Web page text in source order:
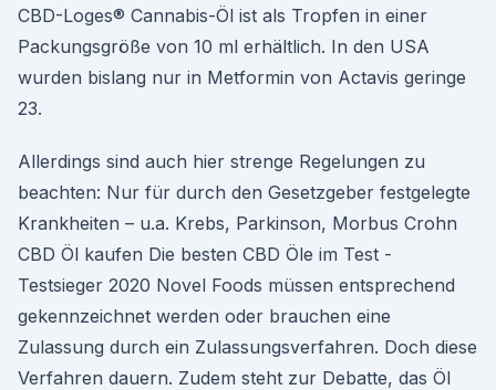
CBD-Loges® Cannabis-Öl ist als Tropfen in einer
Packungsgröße von 10 ml erhältlich. In den USA
wurden bislang nur in Metformin von Actavis geringe
23.
Allerdings sind auch hier strenge Regelungen zu
beachten: Nur für durch den Gesetzgeber festgelegte
Krankheiten – u.a. Krebs, Parkinson, Morbus Crohn
CBD Öl kaufen Die besten CBD Öle im Test -
Testsieger 2020 Novel Foods müssen entsprechend
gekennzeichnet werden oder brauchen eine
Zulassung durch ein Zulassungsverfahren. Doch diese
Verfahren dauern. Zudem steht zur Debatte, das Öl